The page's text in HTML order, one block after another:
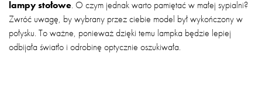
lampy stołowe. O czym jednak warto pamiętać w małej sypialni?
Zwróć uwagę, by wybrany przez ciebie model był wykończony w
połysku. To ważne, ponieważ dzięki temu lampka będzie lepiej
odbijała światło i odrobinę optycznie oszukiwała.